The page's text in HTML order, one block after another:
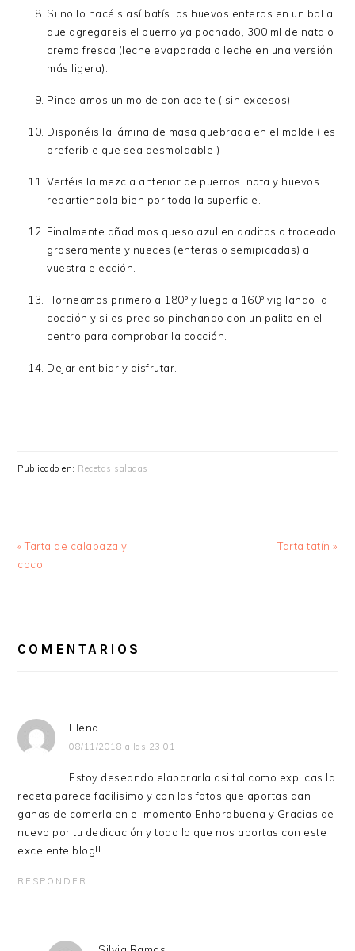
Si no lo hacéis así batís los huevos enteros en un bol al
que agregareis el puerro ya pochado, 300 ml de nata o
crema fresca (leche evaporada o leche en una versión
más ligera).
Pincelamos un molde con aceite ( sin excesos)
Disponéis la lámina de masa quebrada en el molde ( es
preferible que sea desmoldable )
Vertéis la mezcla anterior de puerros, nata y huevos
repartiendola bien por toda la superficie.
Finalmente añadimos queso azul en daditos o troceado
groseramente y nueces (enteras o semipicadas) a
vuestra elección.
Horneamos primero a 180º y luego a 160º vigilando la
cocción y si es preciso pinchando con un palito en el
centro para comprobar la cocción.
Dejar entibiar y disfrutar.
Publicado en: Recetas saladas
Entrada
anterior:
« Tarta de calabaza y
coco
Siguiente
Tarta tatín »
CON
COMENTARIOS
Elena
08/11/2018 a las 23:01
Estoy deseando elaborarla.asi tal como explicas la
receta parece facilisimo y con las fotos que aportas dan
ganas de comerla en el momento.Enhorabuena y Gracias de
nuevo por tu dedicación y todo lo que nos aportas con este
excelente blog!!
RESPONDER